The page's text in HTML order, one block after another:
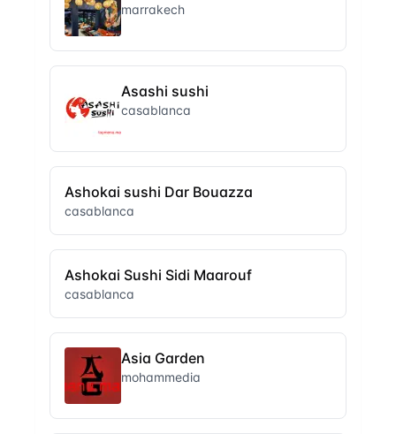
marrakech
Asashi sushi
casablanca
Ashokai sushi Dar Bouazza
casablanca
Ashokai Sushi Sidi Maarouf
casablanca
Asia Garden
mohammedia